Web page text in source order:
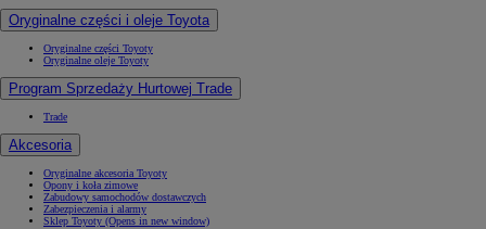
Oryginalne części i oleje Toyota
Oryginalne części Toyoty
Oryginalne oleje Toyoty
Program Sprzedaży Hurtowej Trade
Trade
Akcesoria
Oryginalne akcesoria Toyoty
Opony i koła zimowe
Zabudowy samochodów dostawczych
Zabezpieczenia i alarmy
Sklep Toyoty (Opens in new window)